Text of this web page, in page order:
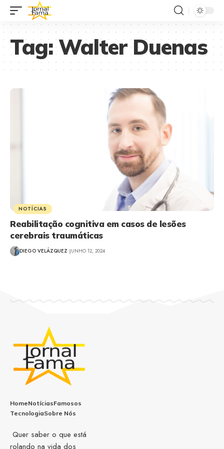
Tag:Walter Duenas
NOTÍCIAS
Reabilitação cognitiva em casos de lesões
cerebrais traumáticas
DIEGO VELÁZQUEZ JUNHO 12, 2024
HomeNotíciasFamosos
TecnologiaSobre Nós
Quer saber o que está
rolando na vida dos